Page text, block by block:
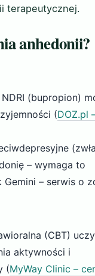
terapeutycznej.
anhedonii?
(bupropion)
(DOZ.pl
– wymaga to
– serwis o
(CBT) uczy
aktywności i
(MyWay Clinic –